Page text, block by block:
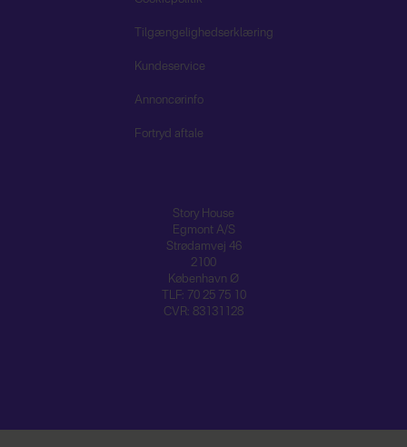
Tilgængelighedserklæring
Kundeservice
Annoncørinfo
Fortryd aftale
Story House
Egmont A/S
Strødamvej 46
2100
København Ø
TLF: 70 25 75 10
CVR: 83131128